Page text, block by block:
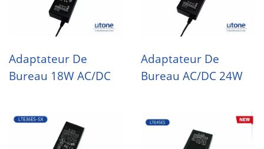
Adaptateur De
Bureau 18W AC/DC
Adaptateur De
Bureau AC/DC 24W